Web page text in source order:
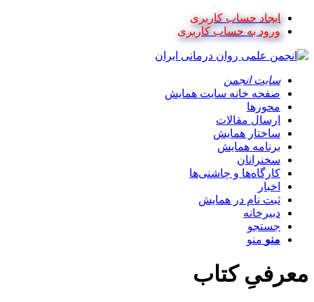
ایجاد حساب کاربری
ورود به حساب کاربری
سایت انجمن
صفحه خانه سایت همایش
محورها
ارسال مقالات
ساختار همایش
برنامه همایش
سخنرانان
کارگاه‌ها و چاشنی‌ها
اخبار
ثبت نام در همایش
دبیرخانه
جستجو
منو منو
معرفیِ کتاب